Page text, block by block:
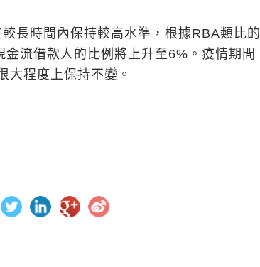
長時間內保持較高水準，根據RBA類比的
流借款人的比例將上升至6%。疫情期間
大程度上保持不變。